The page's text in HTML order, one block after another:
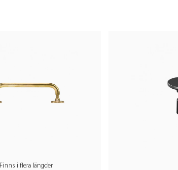
Finns i flera längder